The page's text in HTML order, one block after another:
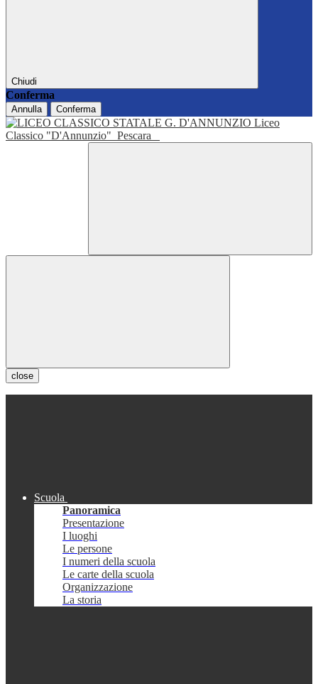
Chiudi
Conferma
Annulla Conferma
Liceo
Classico "D'Annunzio" Pescara
close
Scuola
Panoramica
Presentazione
I luoghi
Le persone
I numeri della scuola
Le carte della scuola
Organizzazione
La storia